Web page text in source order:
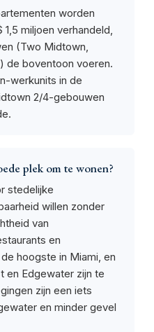
worden
miljoen verhandeld,
(Two Midtown,
de boventoon voeren.
werkunits in de
2/4-gebouwen
plek om te wonen?
stedelijke
willen zonder
van
en
hoogste in Miami, en
en Edgewater zijn te
zijn een iets
en minder gevel